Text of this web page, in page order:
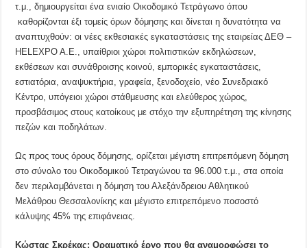
τ.μ., δημιουργείται ένα ενιαίο Οικοδομικό Τετράγωνο όπου
καθορίζονται έξι τομείς όρων δόμησης και δίνεται η δυνατότητα να
αναπτυχθούν: οι νέες εκθεσιακές εγκαταστάσεις της εταιρείας ΔΕΘ –
HELEXPO A.E., υπαίθριοι χώροι πολιτιστικών εκδηλώσεων,
εκθέσεων και συνάθροισης κοινού, εμπορικές εγκαταστάσεις,
εστιατόρια, αναψυκτήρια, γραφεία, ξενοδοχείο, νέο Συνεδριακό
Κέντρο, υπόγειοι χώροι στάθμευσης και ελεύθερος χώρος,
προσβάσιμος στους κατοίκους με στόχο την εξυπηρέτηση της κίνησης
πεζών και ποδηλάτων.
Ως προς τους όρους δόμησης, ορίζεται μέγιστη επιτρεπόμενη δόμηση
στο σύνολο του Οικοδομικού Τετραγώνου τα 96.000 τ.μ., στα οποία
δεν περιλαμβάνεται η δόμηση του Αλεξάνδρειου Αθλητικού
Μελάθρου Θεσσαλονίκης και μέγιστο επιτρεπόμενο ποσοστό
κάλυψης 45% της επιφάνειας.
Κώστας Σκρέκας: Οραματικό έργο που θα αναμορφώσει το